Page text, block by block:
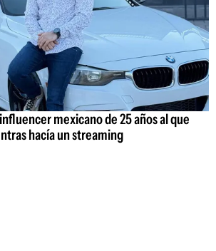
mexicano de 25 años al que
hacía un streaming